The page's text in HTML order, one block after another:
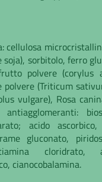
cellulosa
soja), sorbitolo, ferro
polvere (corylus
polvere (Triticum
vulgare), Rosa
antiagglomeranti:
acido
gluconato,
cloridrato,
cianocobalamina.